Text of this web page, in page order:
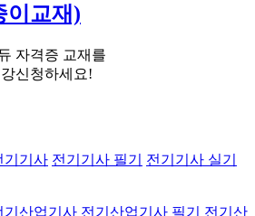
이교재)
자격증 교재를
신청하세요!
기기사 전기기사 필기 전기기사 실기
기산업기사 전기산업기사 필기
전기산